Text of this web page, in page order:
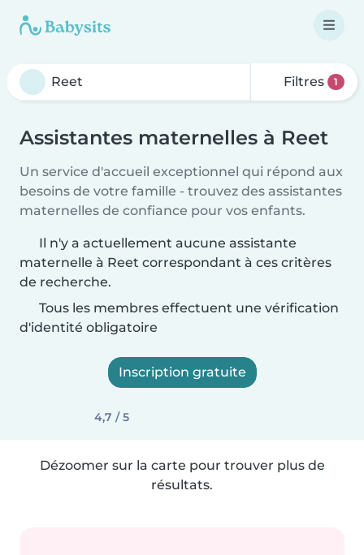
Filtres 1
Assistantes maternelles à Reet
Un service d'accueil exceptionnel qui répond aux
besoins de votre famille - trouvez des assistantes
maternelles de confiance pour vos enfants.
Il n'y a actuellement aucune assistante
maternelle à Reet correspondant à ces critères
de recherche.
Tous les membres effectuent une vérification
d'identité obligatoire
Inscription gratuite
4,7 / 5
Dézoomer sur la carte pour trouver plus de
résultats.